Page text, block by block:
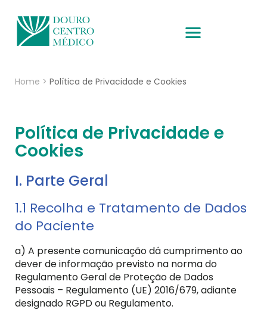
Home > Política de Privacidade e Cookies
Política de Privacidade e
Cookies
I. Parte Geral
1.1 Recolha e Tratamento de Dados
do Paciente
a) A presente comunicação dá cumprimento ao
dever de informação previsto na norma do
Regulamento Geral de Proteção de Dados
Pessoais – Regulamento (UE) 2016/679, adiante
designado RGPD ou Regulamento.